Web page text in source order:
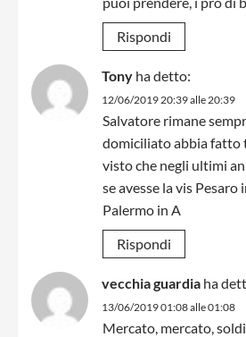
Rispondi
Tony ha detto:
12/06/2019 20:39 alle 20:39
Salvatore rimane
domiciliato abbia
visto che negli ultimi
se avesse la vis Pesaro
Palermo in A
Rispondi
vecchia guardia ha
13/06/2019 01:08 alle 01:08
Mercato, mercato,